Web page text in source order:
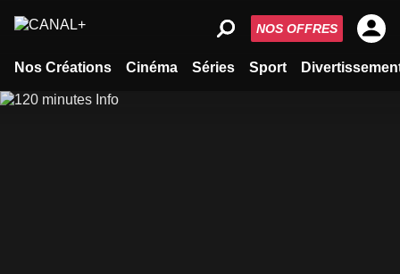
Nos Créations Cinéma Séries Sport
NOS OFFRES